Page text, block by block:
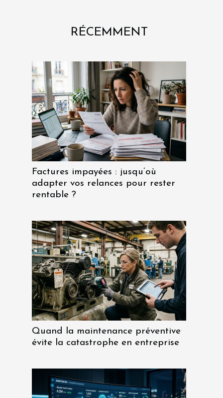
RÉCEMMENT
Factures impayées : jusqu’où
adapter vos relances pour rester
rentable ?
Quand la maintenance préventive
évite la catastrophe en entreprise